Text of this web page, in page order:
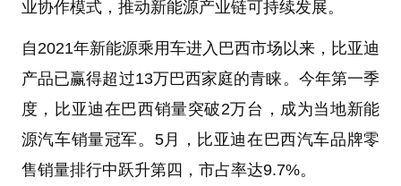
业协作模式，推动新能源产业链可持续发展。
自2021年新能源乘用车进入巴西市场以来，比亚迪
产品已赢得超过13万巴西家庭的青睐。今年第一季
度，比亚迪在巴西销量突破2万台，成为当地新能
源汽车销量冠军。5月，比亚迪在巴西汽车品牌零
售销量排行中跃升第四，市占率达9.7%。